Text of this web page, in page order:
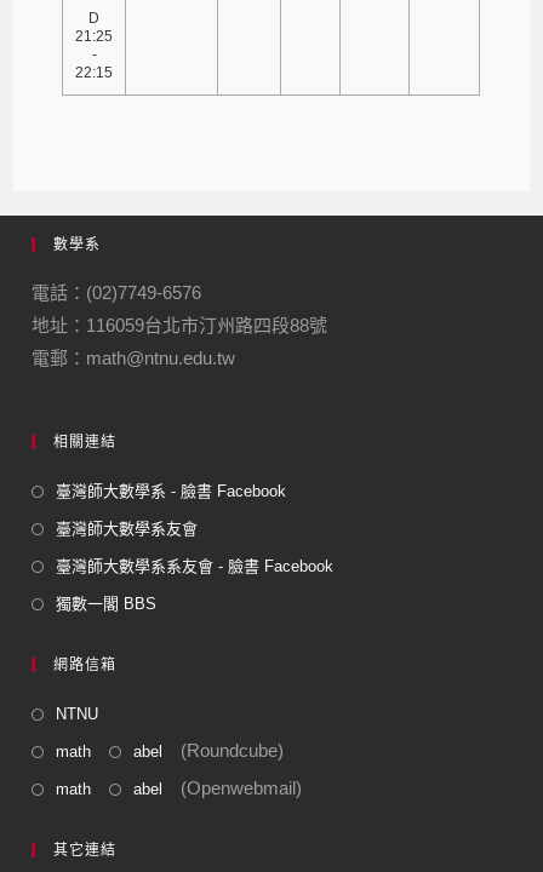
D
21:25
-
22:15
數學系
電話：(02)7749-6576
地址：116059台北市汀州路四段88號
電郵：math@ntnu.edu.tw
相關連結
臺灣師大數學系 - 臉書 Facebook
臺灣師大數學系友會
臺灣師大數學系系友會 - 臉書 Facebook
獨數一閣 BBS
網路信箱
NTNU
math abel (Roundcube)
math abel (Openwebmail)
其它連結